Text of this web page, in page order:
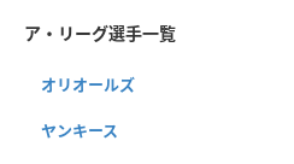
ア・リーグ選手一覧
オリオールズ
ヤンキース